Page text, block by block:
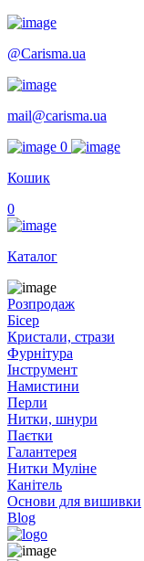
@Carisma.ua
mail@carisma.ua
0
Кошик
0
Каталог
Розпродаж
Бісер
Кристали, стрази
Фурнітура
Інструмент
Намистини
Перли
Нитки, шнури
Паєтки
Галантерея
Нитки Муліне
Канітель
Основи для вишивки
Blog